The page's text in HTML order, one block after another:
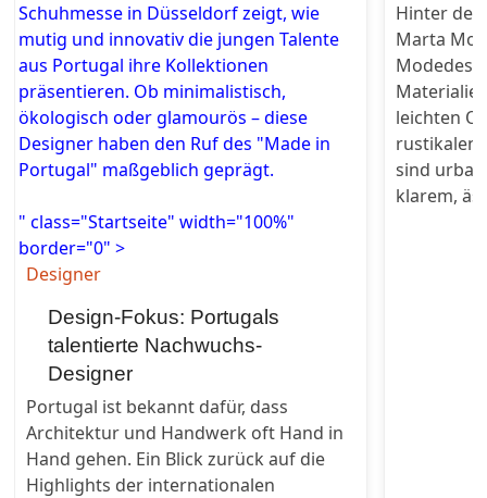
Schuhmesse in Düsseldorf zeigt, wie
mutig und innovativ die jungen Talente
aus Portugal ihre Kollektionen
präsentieren. Ob minimalistisch,
ökologisch oder glamourös – diese
Designer haben den Ruf des "Made in
Portugal" maßgeblich geprägt.
" class="Startseite" width="100%"
border="0" >
Designer
Design-Fokus: Portugals
talentierte Nachwuchs-
Designer
Portugal ist bekannt dafür, dass
Architektur und Handwerk oft Hand in
Hand gehen. Ein Blick zurück auf die
Highlights der internationalen
Hinter
Marta
leichten
rustikalen
sind
klarem,